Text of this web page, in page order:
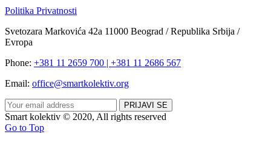
Politika Privatnosti
Svetozara Markovića 42a 11000 Beograd / Republika Srbija /
Evropa
Phone: +381 11 2659 700 | +381 11 2686 567
Email: office@smartkolektiv.org
Smart kolektiv © 2020, All rights reserved
Go to Top